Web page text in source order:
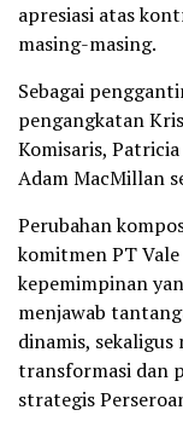
apresiasi atas
masing-masing.
Sebagai
pengangkatan
Komisaris, Patricia
Adam MacMillan
Perubahan
komitmen PT
kepemimpinan
menjawab
dinamis,
transformasi dan
strategis